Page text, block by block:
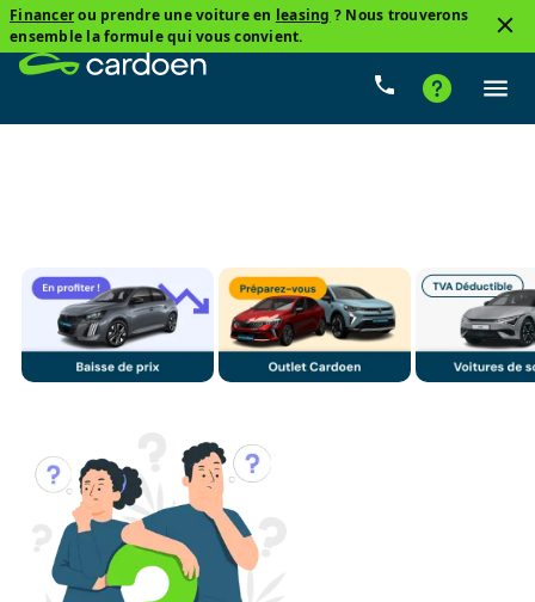
Financerou prendre une voiture en leasing ? Nous trouverons
ensemble la formule qui vous convient.
Prix Carburant